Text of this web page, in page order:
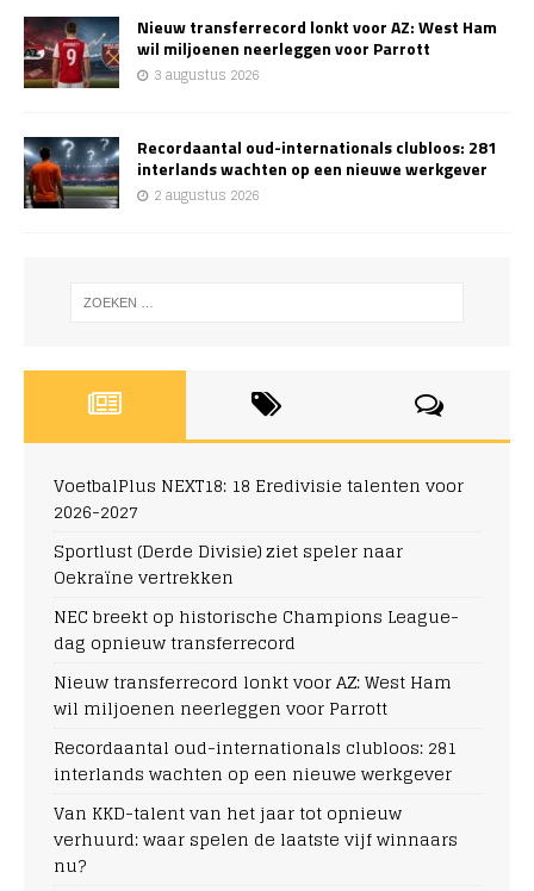
Nieuw transferrecord lonkt voor AZ: West Ham
wil miljoenen neerleggen voor Parrott
3 augustus 2026
Recordaantal oud-internationals clubloos: 281
interlands wachten op een nieuwe werkgever
2 augustus 2026
VoetbalPlus NEXT18: 18 Eredivisie talenten voor
2026-2027
Sportlust (Derde Divisie) ziet speler naar
Oekraïne vertrekken
NEC breekt op historische Champions League-
dag opnieuw transferrecord
Nieuw transferrecord lonkt voor AZ: West Ham
wil miljoenen neerleggen voor Parrott
Recordaantal oud-internationals clubloos: 281
interlands wachten op een nieuwe werkgever
Van KKD-talent van het jaar tot opnieuw
verhuurd: waar spelen de laatste vijf winnaars
nu?